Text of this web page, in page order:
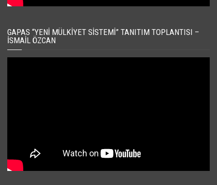
GAPAS “YENI MÜLKIYET SISTEMI” TANITIM TOPLANTISI –
İSMAIL ÖZCAN